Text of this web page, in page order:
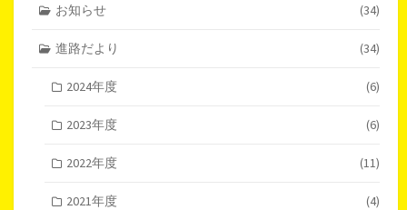
お知らせ (34)
進路だより (34)
2024年度 (6)
2023年度 (6)
2022年度 (11)
2021年度 (4)